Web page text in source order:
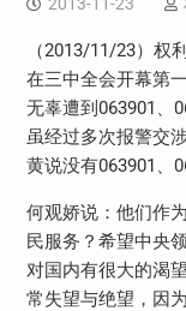
（2013/11/23）权
在三中全会开幕第
无辜遭到063901、
虽经过多次报警交
黄说没有063901、
何观娇说：他们作
民服务？希望中央
对国内有很大的渴
常失望与绝望，因